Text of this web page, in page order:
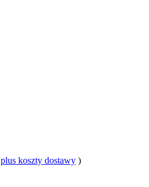
plus koszty dostawy )